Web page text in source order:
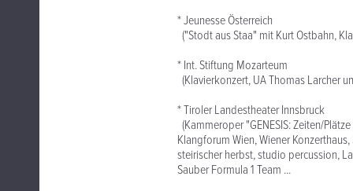
* Jeunesse Österreich
("Stodt aus Staa" mit Kurt Ostbahn,
* Int. Stiftung Mozarteum
(Klavierkonzert, UA Thomas Larcher
* Tiroler Landestheater Innsbruck
(Kammeroper "GENESIS: Zeiten/
Klangforum Wien, Wiener
steirischer herbst, studio percussion,
Sauber Formula 1 Team ...